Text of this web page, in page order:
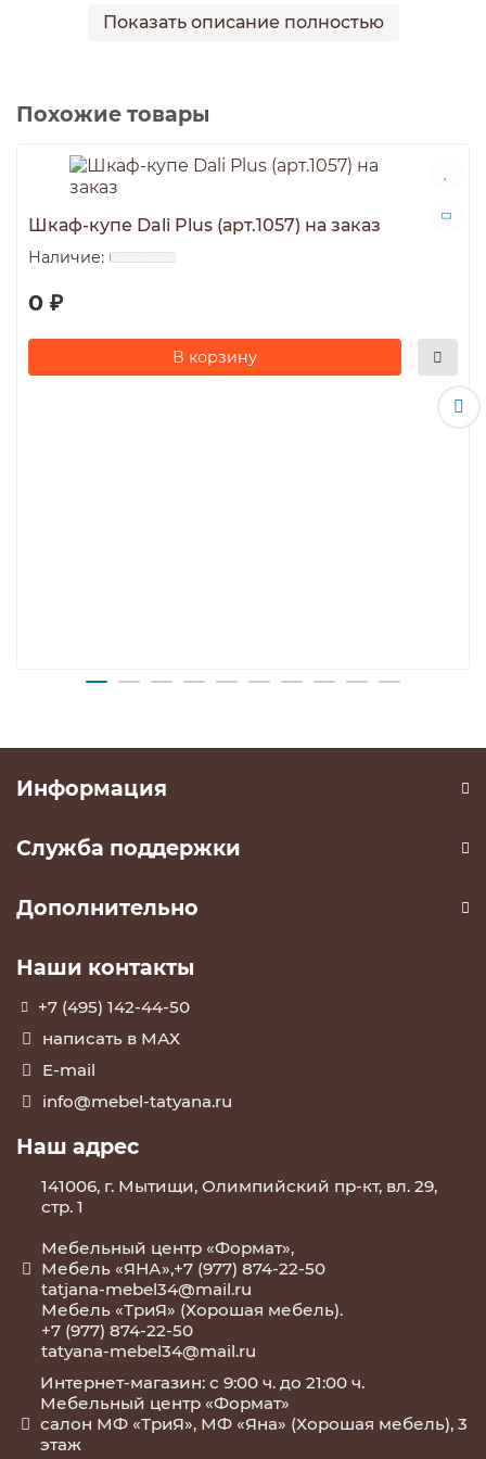
или по тел.8-967-018-83-49.
Показать описание полностью
Похожие товары
Шкаф-купе Dali Plus (арт.1057) на заказ
0 ₽
В корзину
Информация
Служба поддержки
Дополнительно
Наши контакты
+7 (495) 142-44-50
написать в МАХ
E-mail
info@mebel-tatyana.ru
Наш адрес
141006, г. Мытищи, Олимпийский пр-кт, вл. 29,
стр. 1
Мебельный центр «Формат»,
Мебель «ЯНА»,+7 (977) 874-22-50
tatjana-mebel34@mail.ru
Мебель «ТриЯ» (Хорошая мебель).
+7 (977) 874-22-50
tatyana-mebel34@mail.ru
Интернет-магазин: с 9:00 ч. до 21:00 ч.
Мебельный центр «Формат»
салон МФ «ТриЯ», МФ «Яна» (Хорошая мебель), 3
этаж